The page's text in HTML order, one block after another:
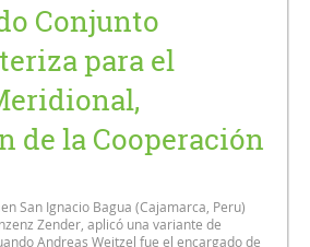
Conjunto
para el
de la Cooperación
San Ignacio Bagua (Cajamarca, Peru)
Zender, aplicó una variante de
Andreas Weitzel fue el encargado de